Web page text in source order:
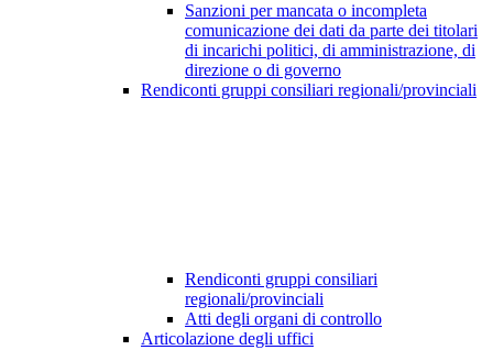
Sanzioni per mancata o incompleta
comunicazione dei dati da parte dei titolari
di incarichi politici, di amministrazione, di
direzione o di governo
Rendiconti gruppi consiliari regionali/provinciali
Rendiconti gruppi consiliari
regionali/provinciali
Atti degli organi di controllo
Articolazione degli uffici